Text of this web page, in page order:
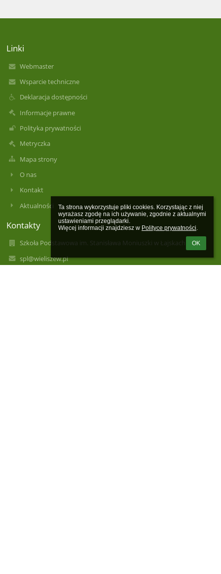
Ta strona wykorzystuje pliki cookies. Korzystając z niej
wyrażasz zgodę na ich używanie, zgodnie z aktualnymi
ustawieniami przeglądarki.
Więcej informacji znajdziesz w Polityce prywatności.
OK
Linki
Webmaster
Wsparcie techniczne
Deklaracja dostępności
Informacje prawne
Polityka prywatności
Metryczka
Mapa strony
O nas
Kontakt
Aktualności
Kontakty
Szkoła Podstawowa im. Stanisława Moniuszki w Łajskach
spl@wieliszew.pl